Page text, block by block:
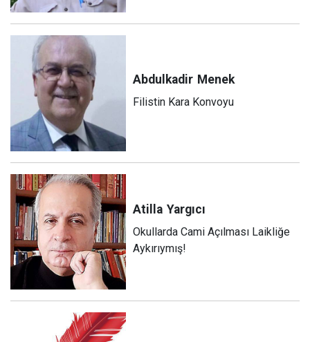
Abdulkadir Menek
Filistin Kara Konvoyu
Atilla Yargıcı
Okullarda Cami Açılması Laikliğe
Aykırıymış!